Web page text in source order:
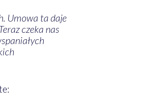
Umowa ta daje
czeka nas